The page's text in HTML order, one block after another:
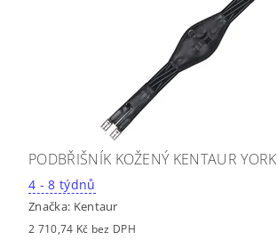
PODBŘIŠNÍK KOŽENÝ KENTAUR YORK
4 - 8 týdnů
Značka: Kentaur
2 710,74 Kč bez DPH